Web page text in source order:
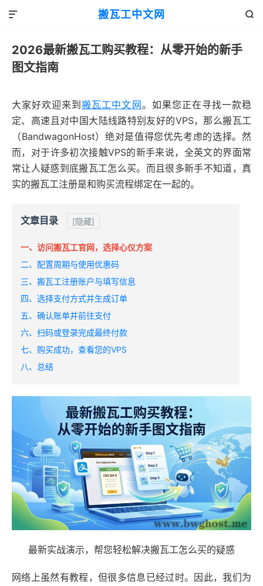
搬瓦工中文网 

2026最新搬瓦工购买教程：从零开始的新手
图文指南
大家好欢迎来到搬瓦工中文网。如果您正在寻找一款稳
定、高速且对中国大陆线路特别友好的VPS，那么搬瓦工
（BandwagonHost）绝对是值得您优先考虑的选择。然
而，对于许多初次接触VPS的新手来说，全英文的界面常
常让人疑惑到底搬瓦工怎么买。而且很多新手不知道，真
实的搬瓦工注册是和购买流程绑定在一起的。
文章目录 [隐藏]
一、访问搬瓦工官网，选择心仪方案
二、配置周期与使用优惠码
三、搬瓦工注册账户与填写信息
四、选择支付方式并生成订单
五、确认账单并前往支付
六、扫码或登录完成最终付款
七、购买成功，查看您的VPS
八、总结
最新实战演示，帮您轻松解决搬瓦工怎么买的疑惑
网络上虽然有教程，但很多信息已经过时。因此，我们为